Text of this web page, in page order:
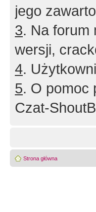
jego
3. Na forum
wersji,
4.
5. O pomoc
Czat-
Strona główna